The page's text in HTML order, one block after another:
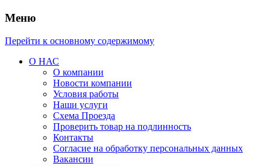
Меню
Перейти к основному содержимому
О НАС
О компании
Новости компании
Условия работы
Наши услуги
Схема Проезда
Проверить товар на подлинность
Контакты
Согласие на обработку персональных данных
Вакансии